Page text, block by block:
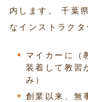
内します。 千葉
なインストラクタ
マイカーに（
装着して教習
み）
創業以来、無